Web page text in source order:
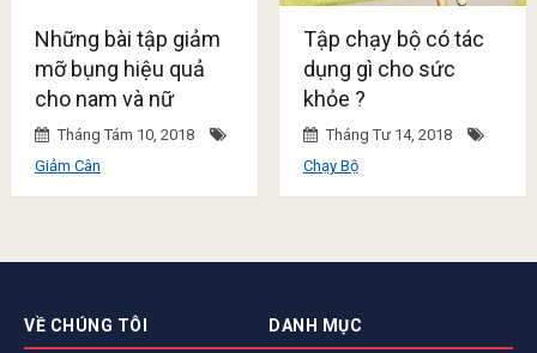
Những bài tập giảm
mỡ bụng hiệu quả
cho nam và nữ
Tháng Tám 10, 2018
Giảm Cân
Tập chạy bộ có tác
dụng gì cho sức
khỏe ?
Tháng Tư 14, 2018
Chạy Bộ
VỀ CHÚNG TÔI DANH MỤC